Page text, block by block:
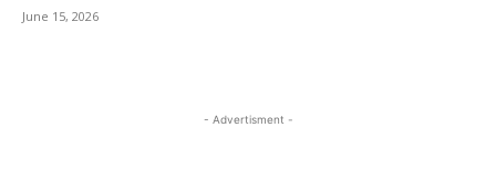
June 15, 2026
- Advertisment -